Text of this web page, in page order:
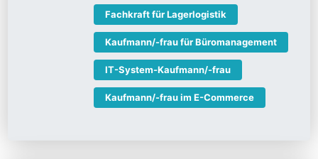
Fachkraft für Lagerlogistik
Kaufmann/-frau für Büromanagement
IT-System-Kaufmann/-frau
Kaufmann/-frau im E-Commerce